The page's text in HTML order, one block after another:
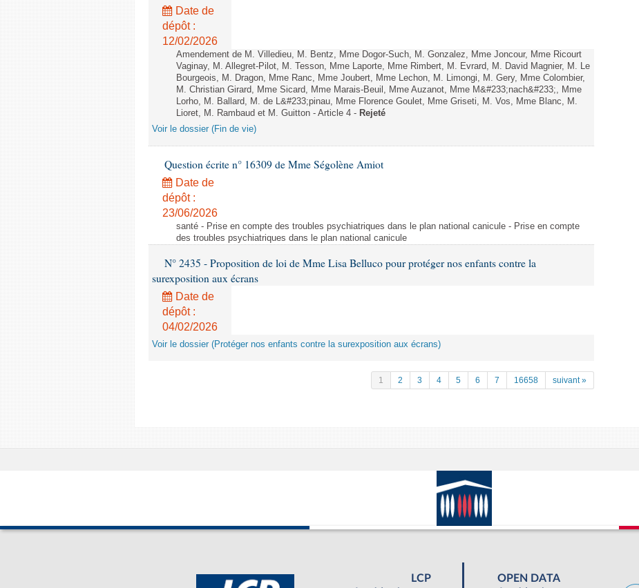
Date de
dépôt :
12/02/2026
Amendement de M. Villedieu, M. Bentz, Mme Dogor-Such, M. Gonzalez, Mme Joncour, Mme Ricourt
Vaginay, M. Allegret-Pilot, M. Tesson, Mme Laporte, Mme Rimbert, M. Evrard, M. David Magnier, M. Le
Bourgeois, M. Dragon, Mme Ranc, Mme Joubert, Mme Lechon, M. Limongi, M. Gery, Mme Colombier,
M. Christian Girard, Mme Sicard, Mme Marais-Beuil, Mme Auzanot, Mme M&#233;nach&#233;, Mme
Lorho, M. Ballard, M. de L&#233;pinau, Mme Florence Goulet, Mme Griseti, M. Vos, Mme Blanc, M.
Lioret, M. Rambaud et M. Guitton - Article 4 - Rejeté
Voir le dossier (Fin de vie)
Question écrite n° 16309 de Mme Ségolène Amiot
Date de
dépôt :
23/06/2026
santé - Prise en compte des troubles psychiatriques dans le plan national canicule - Prise en compte
des troubles psychiatriques dans le plan national canicule
N° 2435 - Proposition de loi de Mme Lisa Belluco pour protéger nos enfants contre la
surexposition aux écrans
Date de
dépôt :
04/02/2026
Voir le dossier (Protéger nos enfants contre la surexposition aux écrans)
1 2 3 4 5 6 7 16658 suivant »
LCP
OPEN DATA